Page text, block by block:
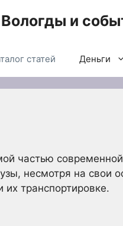
и
статей Деньги
частью
несмотря на свои
транспортировке.